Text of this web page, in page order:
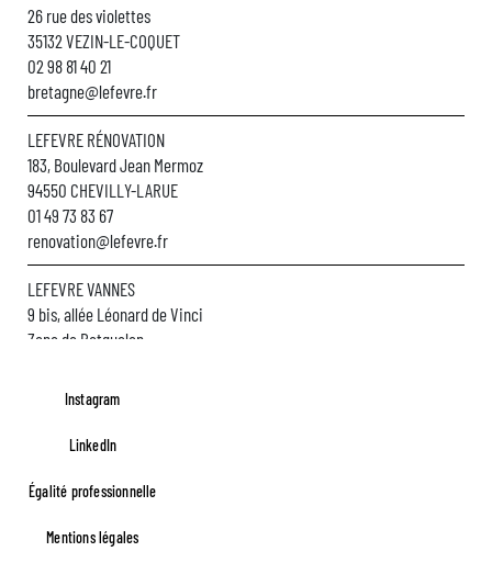
26 rue des violettes
35132 VEZIN-LE-COQUET
02 98 81 40 21
bretagne@lefevre.fr
LEFEVRE RÉNOVATION
183, Boulevard Jean Mermoz
94550 CHEVILLY-LARUE
01 49 73 83 67
renovation@lefevre.fr
LEFEVRE VANNES
9 bis, allée Léonard de Vinci
Zone de Botquelen
02 97 01 00 60
bretagne@lefevre.fr
Footer FR Lefèvre
Instagram
LinkedIn
Égalité professionnelle
Mentions légales